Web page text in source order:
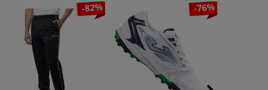
-82% -76%